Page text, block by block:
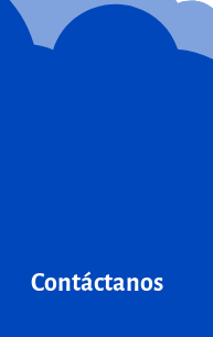
Contáctanos